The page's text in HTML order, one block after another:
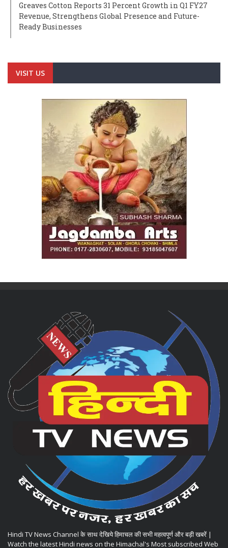
Greaves Cotton Reports 31 Percent Growth in Q1 FY27
Revenue, Strengthens Global Presence and Future-
Ready Businesses
VISIT US
Hindi TV News Channel के साथ देखिये हिमाचल की सभी महत्वपूर्ण और बड़ी खबरें |
Watch the latest Hindi news on the Himachal's Most subscribed Web